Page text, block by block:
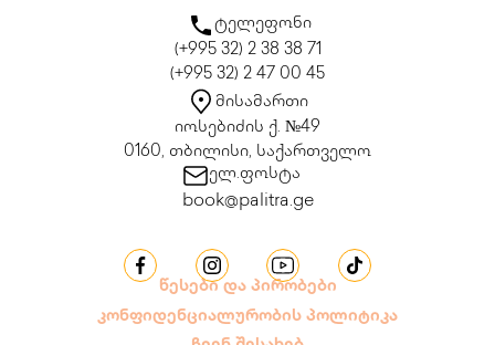
ტელეფონი
(+995 32) 2 38 38 71
(+995 32) 2 47 00 45
მისამართი
იოსებიძის ქ. №49
0160, თბილისი, საქართველო
ელ.ფოსტა
book@palitra.ge
წესები და პირობები
კონფიდენციალურობის პოლიტიკა